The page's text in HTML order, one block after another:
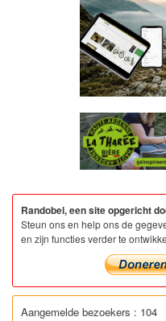
Randobel, een site opgericht
Steun ons en help ons de
en zijn functies verder te
Aangemelde bezoekers : 104